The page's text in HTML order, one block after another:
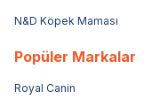
N&D Köpek Maması
Popüler Markalar
Royal Canin